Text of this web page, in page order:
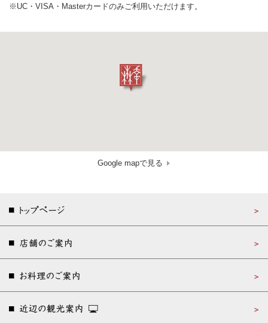
UC・VISA・Masterカードのみご利用いただけます。
Google mapで見る